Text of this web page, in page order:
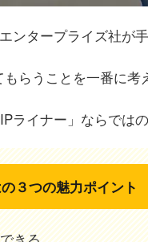
ンタープライズ社が
らうことを一番に考
ライナー」ならでは
３つの魅力ポイント